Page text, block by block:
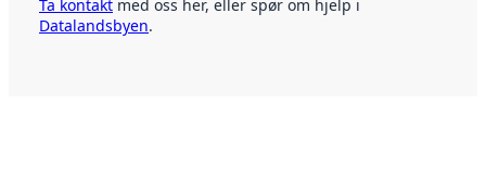
Ta kontakt med oss her, eller spør om hjelp i
Datalandsbyen.